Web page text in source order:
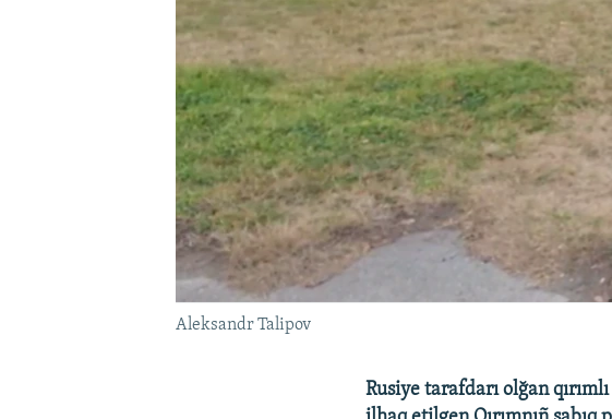
Aleksandr Talipov
Rusiye tarafdarı olğan